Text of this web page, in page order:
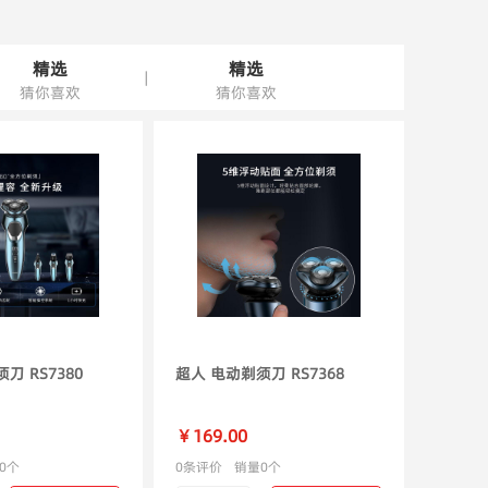
精选
猜你喜欢
| 精选
猜你喜欢
刀 RS7380
个
超人 电动剃须刀 RS7368
￥169.00
0条评价 销量0个